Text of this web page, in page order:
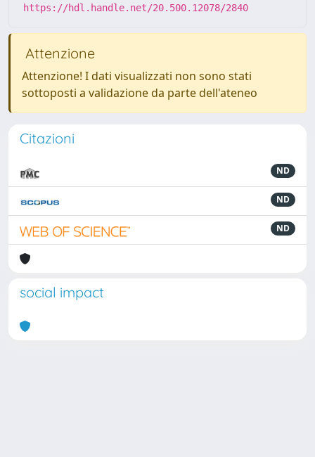
https://hdl.handle.net/20.500.12078/2840
Attenzione
Attenzione! I dati visualizzati non sono stati
sottoposti a validazione da parte dell'ateneo
Citazioni
ND
ND
ND
social impact